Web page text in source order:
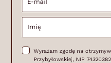
Wyrażam zgodę na
Przybyłowskiej, NIP